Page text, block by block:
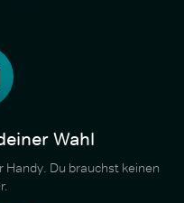
Wahl
Handy. Du brauchst keinen